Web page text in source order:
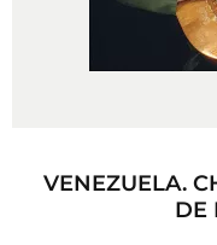
VENEZUELA.
DE